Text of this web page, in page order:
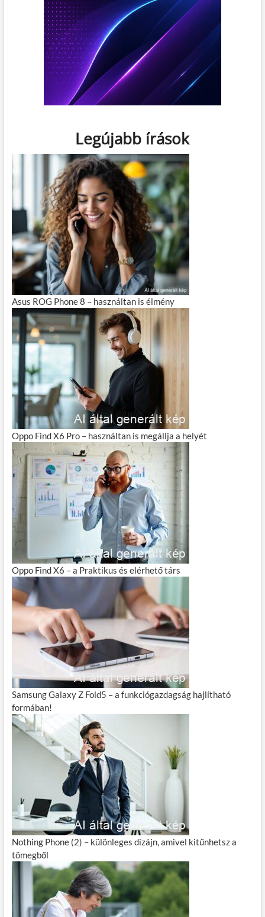
Legújabb írások
Asus ROG Phone 8 – használtan is élmény
Oppo Find X6 Pro – használtan is megállja a helyét
Oppo Find X6 – a Praktikus és elérhető társ
Samsung Galaxy Z Fold5 – a funkciógazdagság hajlítható
formában!
Nothing Phone (2) – különleges dizájn, amivel kitűnhetsz a
tömegből